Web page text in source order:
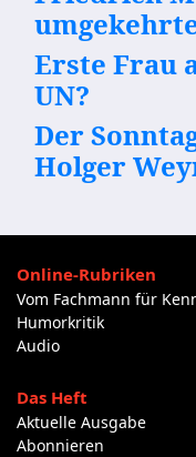
Erste Frau
UN?
Der
Holger
Online-Rubriken
Vom Fachmann für
Humorkritik
Audio
Das Heft
Aktuelle Ausgabe
Abonnieren